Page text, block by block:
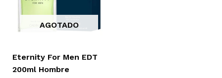
AGOTADO
Eternity For Men EDT
200ml Hombre